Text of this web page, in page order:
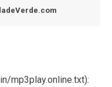
mp3play.online.txt):